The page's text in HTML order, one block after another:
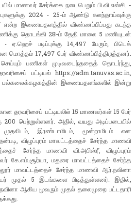
மாணவர் சேர்க்கை நடைபெறும் பி.வி.எஸ்சி. -
2024 - 25-ம் ஆண்டு கலந்தாய்வுக்கு
என்ற இணையதளத்தில் விண்ணப்பிப்பது கடந்த
தொடங்கி 28-ம் தேதி மாலை 5 மணியுடன்
- ஏ.ஹெச் படிப்புக்கு 14,497 பேரும், பிடெக்
என மொத்தம் 17,497 பேர் விண்ணப்பித்திருந்தனர்.
பணிகள் முடிவடைந்ததைத் தொடர்ந்து,
பட்டியல் https://adm.tanuvas.ac.in,
பல்கலைக்கழகத்தின் இணையதளங்களில் இன்று
தரவரிசைப் பட்டியலில் 15 மாணவர்கள் 15 பேர்
பெற்றுள்ளனர். அதில், வயது அடிப்படையில்
முதலிடம், இரண்டாமிடம், மூன்றாமிடம் என
விழுப்புரம் மாவட்டத்தைச் சேர்ந்த மாணவி
சேர்ந்த மாணவி வி.அபிஸ்ரீ, விழுப்புரம்
கே.எம்.சூர்யா, மதுரை மாவட்டத்தைச் சேர்ந்த
மாவட்டத்தைச் சேர்ந்த மாணவி ஆர்.நவினா
முதல் 5 இடங்களை பிடித்துள்ளனர். இதில்,
ஆகிய மூவரும் முதல் தலைமுறை பட்டதாரி